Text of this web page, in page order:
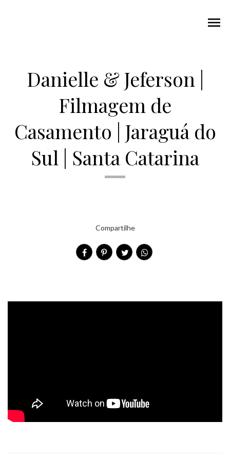
menu
Danielle & Jeferson |
Filmagem de
Casamento | Jaraguá do
Sul | Santa Catarina
Compartilhe